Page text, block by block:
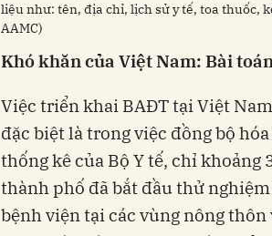
liệu như: tên, địa chỉ, lịch sử y tế, toa thuốc,
AAMC)
Khó khăn của Việt Nam: Bài
Việc triển khai BAĐT tại Việt
đặc biệt là trong việc đồng bộ
thống kê của Bộ Y tế, chỉ khoảng
thành phố đã bắt đầu thử
bệnh viện tại các vùng nông thôn